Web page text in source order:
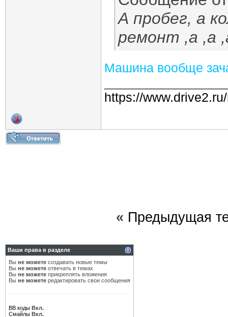
А пробег, а
ремонт ,а ,а
Машина вообще
https://
« Предыдущая
Ваши права в разделе
Вы не можете создавать новые темы
Вы не можете отвечать в темах
Вы не можете прикреплять вложения
Вы не можете редактировать свои сообщения
BB коды Вкл.
Смайлы Вкл.